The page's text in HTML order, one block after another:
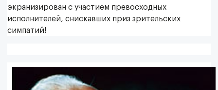
экранизирован с участием превосходных
исполнителей, снискавших приз зрительских
симпатий!